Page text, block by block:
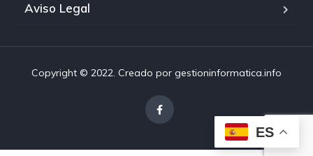
Aviso Legal
Copyright © 2022. Creado por gestioninformatica.info
ES